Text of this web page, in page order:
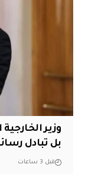
‏وزير
بل تبادل
قبل 3 ساعات